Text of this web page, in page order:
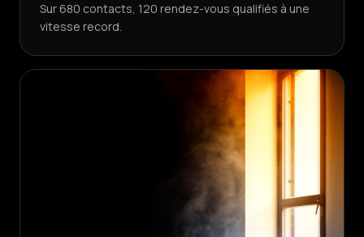
Sur 680 contacts, 120 rendez-vous qualifiés à une
vitesse record.